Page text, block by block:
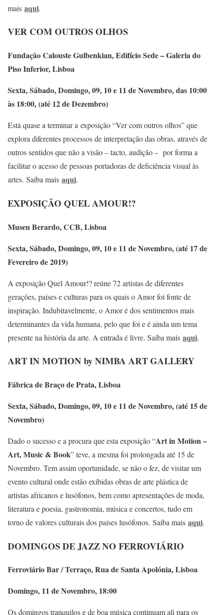
mais aqui.
VER COM OUTROS OLHOS
Fundação Calouste Gulbenkian, Edifício Sede – Galeria do
Piso Inferior, Lisboa
Sexta, Sábado, Domingo, 09, 10 e 11 de Novembro, das 10:00
às 18:00, (até 12 de Dezembro)
Está quase a terminar a exposição “Ver com outros olhos” que
explora diferentes processos de interpretação das obras, através de
outros sentidos que não a visão – tacto, audição – por forma a
facilitar o acesso de pessoas portadoras de deficiência visual às
artes. Saiba mais aqui.
EXPOSIÇÃO QUEL AMOUR!?
Museu Berardo, CCB, Lisboa
Sexta, Sábado, Domingo, 09, 10 e 11 de Novembro, (até 17 de
Fevereiro de 2019)
A exposição Quel Amour!? reúne 72 artistas de diferentes
gerações, países e culturas para os quais o Amor foi fonte de
inspiração. Indubitavelmente, o Amor é dos sentimentos mais
determinantes da vida humana, pelo que foi e é ainda um tema
presente na história da arte. A entrada é livre. Saiba mais aqui.
ART IN MOTION by NIMBA ART GALLERY
Fábrica de Braço de Prata, Lisboa
Sexta, Sábado, Domingo, 09, 10 e 11 de Novembro, (até 15 de
Novembro)
Dado o sucesso e a procura que esta exposição “Art in Motion –
Art, Music & Book” teve, a mesma foi prolongada até 15 de
Novembro. Tem assim oportunidade, se não o fez, de visitar um
evento cultural onde estão exibidas obras de arte plástica de
artistas africanos e lusófonos, bem como apresentações de moda,
literatura e poesia, gastronomia, música e concertos, tudo em
torno de valores culturais dos países lusófonos. Saiba mais aqui.
DOMINGOS DE JAZZ NO FERROVIÁRIO
Ferroviário Bar / Terraço, Rua de Santa Apolónia, Lisboa
Domingo, 11 de Novembro, 18:00
Os domingos tranquilos e de boa música continuam ali para os